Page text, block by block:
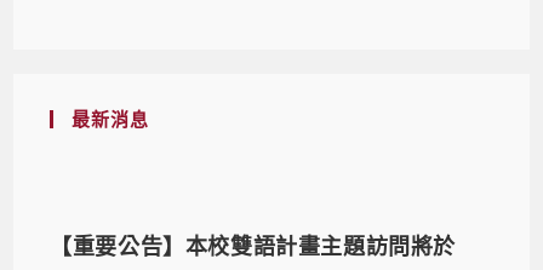
最新消息
【重要公告】本校雙語計畫主題訪問將於